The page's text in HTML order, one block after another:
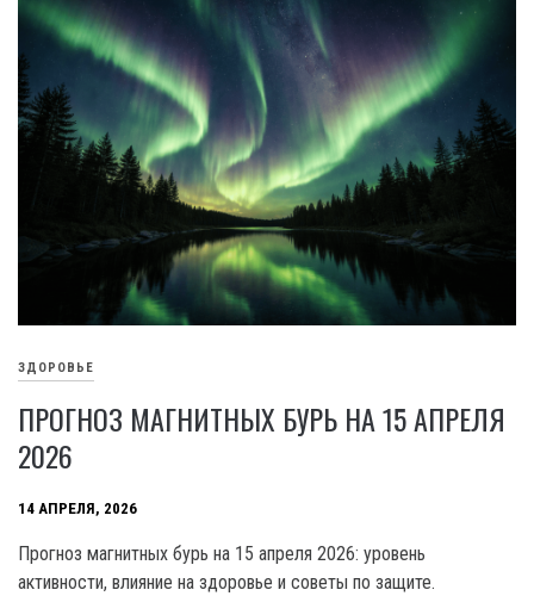
ЗДОРОВЬЕ
ПРОГНОЗ МАГНИТНЫХ БУРЬ НА 15 АПРЕЛЯ
2026
14 АПРЕЛЯ, 2026
Прогноз магнитных бурь на 15 апреля 2026: уровень
активности, влияние на здоровье и советы по защите.